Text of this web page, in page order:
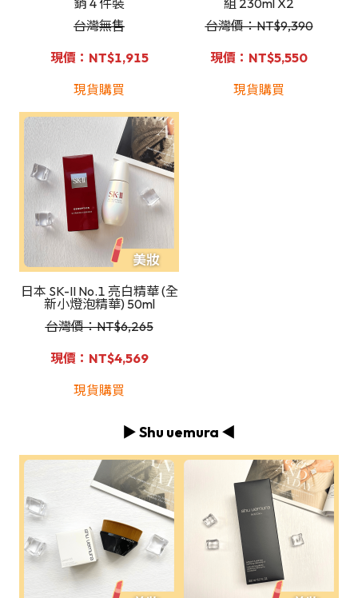
台灣無售
現價：NT$1,915
現貨購買
台灣價：NT$9,390
現價：NT$5,550
現貨購買
日本 SK-II No.1 亮白精華 (全
新小燈泡精華) 50ml
台灣價：NT$6,265
現價：NT$4,569
現貨購買
▶️ Shu uemura ◀️